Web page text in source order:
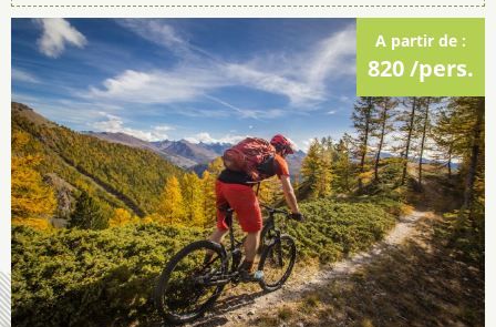
A partir de :
820/pers.